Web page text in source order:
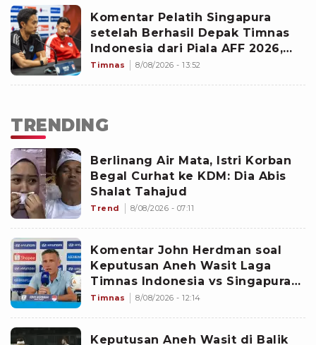
Komentar Pelatih Singapura
setelah Berhasil Depak Timnas
Indonesia dari Piala AFF 2026,
Gavin Lee Buka-bukaan: Saya
Timnas 8/08/2026 - 13:52
TRENDING
Berlinang Air Mata, Istri Korban
Begal Curhat ke KDM: Dia Abis
Shalat Tahajud
Trend 8/08/2026 - 07:11
Komentar John Herdman soal
Keputusan Aneh Wasit Laga
Timnas Indonesia vs Singapura
di Piala AFF 2026: Percuma
Timnas 8/08/2026 - 12:14
Keputusan Aneh Wasit di Balik